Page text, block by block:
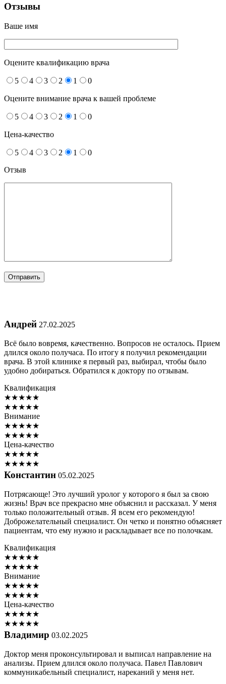
Отзывы
Ваше имя
Оцените квалификацию врача
5 4 3 2 1 0
Оцените внимание врача к вашей проблеме
5 4 3 2 1 0
Цена-качество
5 4 3 2 1
0
Отзыв
Андрей 27.02.2025
Всё было вовремя, качественно. Вопросов не осталось. Прием
длился около получаса. По итогу я получил рекомендации
врача. В этой клинике я первый раз, выбирал, чтобы было
удобно добираться. Обратился к доктору по отзывам.
Квалификация
★★★★★
★★★★★
Внимание
★★★★★
★★★★★
Цена-качество
★★★★★
★★★★★
Константин 05.02.2025
Потрясающе! Это лучший уролог у которого я был за свою
жизнь! Врач все прекрасно мне объяснил и рассказал. У меня
только положительный отзыв. Я всем его рекомендую!
Доброжелательный специалист. Он четко и понятно объясняет
пациентам, что ему нужно и раскладывает все по полочкам.
Квалификация
★★★★★
★★★★★
Внимание
★★★★★
★★★★★
Цена-качество
★★★★★
★★★★★
Владимир 03.02.2025
Доктор меня проконсультировал и выписал направление на
анализы. Прием длился около получаса. Павел Павлович
коммуникабельный специалист, нареканий у меня нет.